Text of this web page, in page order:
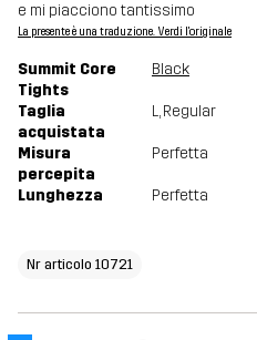
e mi piacciono tantissimo
La presente è una traduzione. Verdi l'originale
Summit Core
Tights
Black
Taglia
acquistata
L, Regular
Misura
percepita
Perfetta
Lunghezza Perfetta
Nr articolo 10721